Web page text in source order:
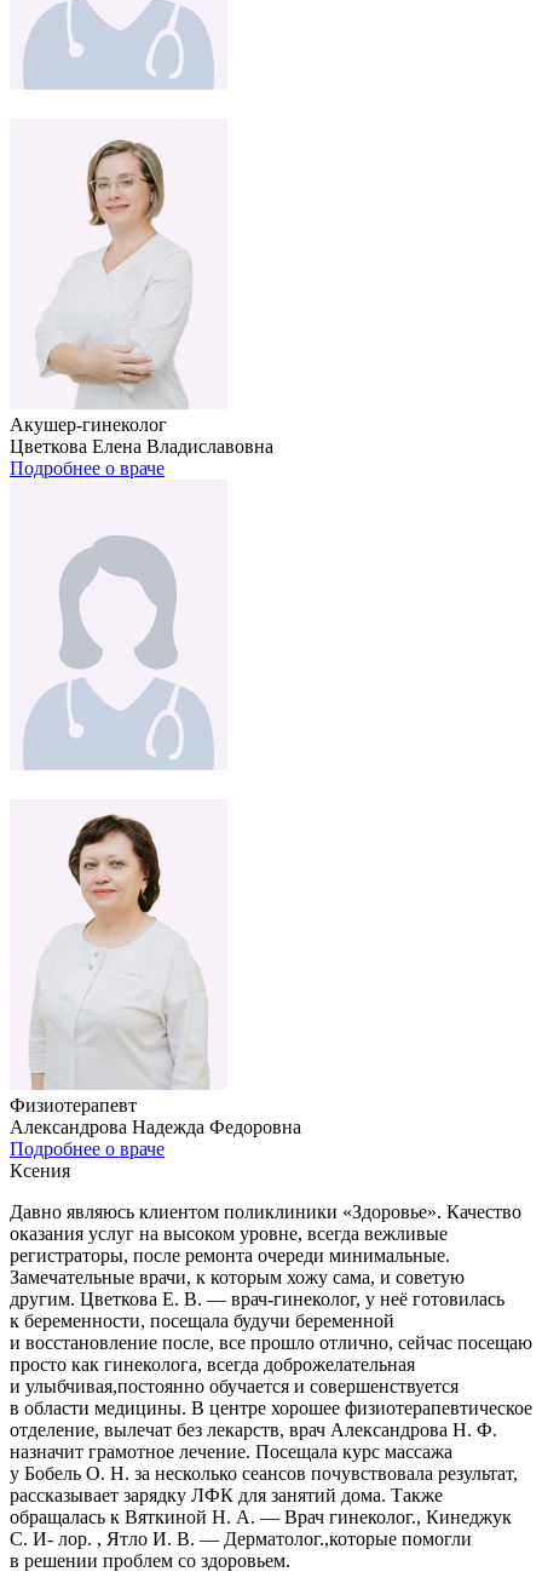
Акушер-гинеколог
Цветкова Елена Владиславовна
Подробнее о враче
Физиотерапевт
Александрова Надежда Федоровна
Подробнее о враче
Ксения
Давно являюсь клиентом поликлиники «Здоровье». Качество
оказания услуг на высоком уровне, всегда вежливые
регистраторы, после ремонта очереди минимальные.
Замечательные врачи, к которым хожу сама, и советую
другим. Цветкова Е. В. — врач-гинеколог, у неё готовилась
к беременности, посещала будучи беременной
и восстановление после, все прошло отлично, сейчас посещаю
просто как гинеколога, всегда доброжелательная
и улыбчивая,постоянно обучается и совершенствуется
в области медицины. В центре хорошее физиотерапевтическое
отделение, вылечат без лекарств, врач Александрова Н. Ф.
назначит грамотное лечение. Посещала курс массажа
у Бобель О. Н. за несколько сеансов почувствовала результат,
рассказывает зарядку ЛФК для занятий дома. Также
обращалась к Вяткиной Н. А. — Врач гинеколог., Кинеджук
С. И- лор. , Ятло И. В. — Дерматолог.,которые помогли
в решении проблем со здоровьем.